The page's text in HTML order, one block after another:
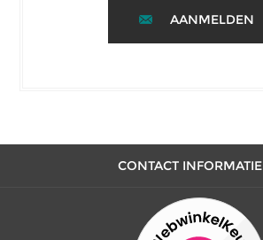
AANMELDEN
CONTACT INFORMATIE